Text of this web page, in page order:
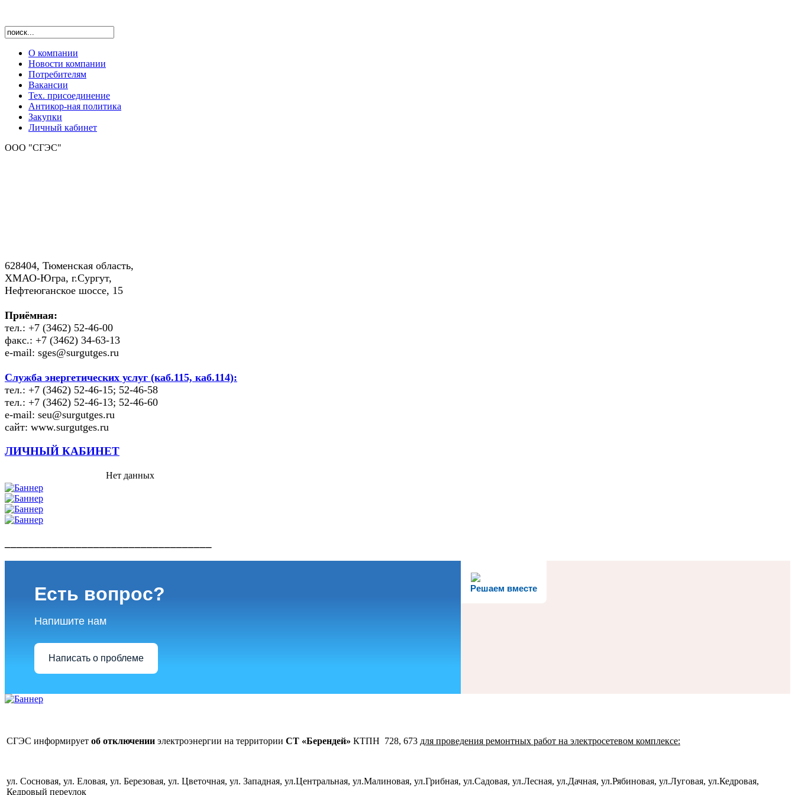
О компании
Новости компании
Потребителям
Вакансии
Тех. присоединение
Антикор-ная политика
Закупки
Личный кабинет
ООО "СГЭС"
628404, Тюменская область,
ХМАО-Югра, г.Сургут,
Нефтеюганское шоссе, 15
Приёмная:
тел.: +7 (3462) 52-46-00
факс.: +7 (3462) 34-63-13
e-mail: sges@surgutges.ru
Служба энергетических услуг (каб.115, каб.114):
тел.: +7 (3462) 52-46-15; 52-46-58
тел.: +7 (3462) 52-46-13; 52-46-60
e-mail: seu@surgutges.ru
сайт: www.surgutges.ru
ЛИЧНЫЙ КАБИНЕТ
Нет данных
Решаем вместе
Есть вопрос?
Напишите нам
Написать о проблеме
СГЭС информирует об отключении электроэнергии на территории СТ «Берендей» КТПН 728, 673 для проведения ремонтных работ на электросетевом комплексе:
ул. Сосновая, ул. Еловая, ул. Березовая, ул. Цветочная, ул. Западная, ул.Центральная, ул.Малиновая, ул.Грибная, ул.Садовая, ул.Лесная, ул.Дачная, ул.Рябиновая, ул.Луговая, ул.Кедровая,
Кедровый переулок